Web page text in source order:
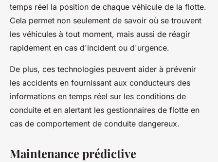
temps réel la position de chaque véhicule de la flotte.
Cela permet non seulement de savoir où se trouvent
les véhicules à tout moment, mais aussi de réagir
rapidement en cas d'incident ou d'urgence.
De plus, ces technologies peuvent aider à prévenir
les accidents en fournissant aux conducteurs des
informations en temps réel sur les conditions de
conduite et en alertant les gestionnaires de flotte en
cas de comportement de conduite dangereux.
Maintenance prédictive